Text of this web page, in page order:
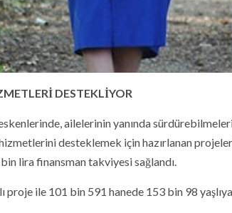
DESTEKLİYOR
ailelerinin yanında
desteklemek için hazırlanan
lira finansman takviyesi sağlandı.
ile 101 bin 591 hanede 153 bin 98 yaşlıya